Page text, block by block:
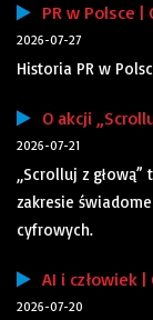
PR w Polsce
2026-07-27
Historia PR w
O akcji
2026-07-21
„Scrolluj z
zakresie
cyfrowych.
AI i człowiek
2026-07-20